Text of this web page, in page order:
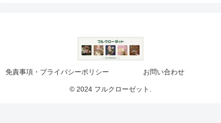
免責事項・プライバシーポリシー お問い合わせ
© 2024 フルクローゼット.